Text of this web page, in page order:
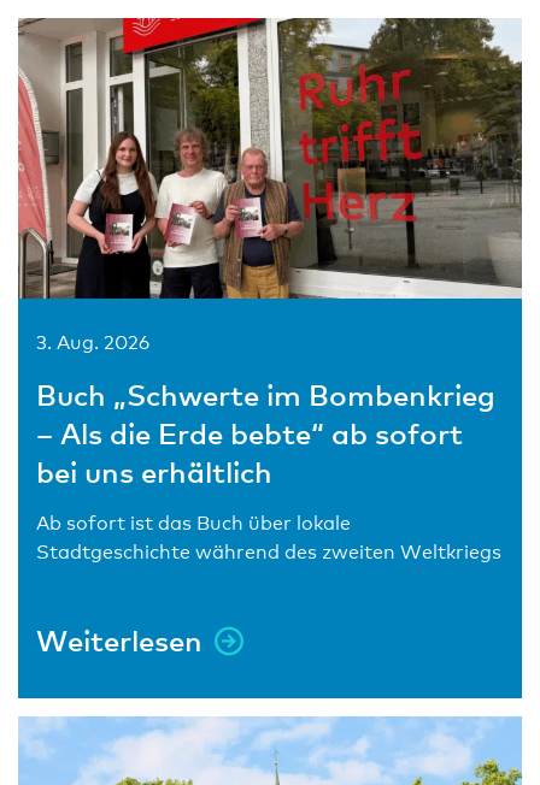
3. Aug. 2026
Buch „Schwerte im Bombenkrieg
– Als die Erde bebte“ ab sofort
bei uns erhältlich
Ab sofort ist das Buch über lokale
Stadtgeschichte während des zweiten Weltkriegs
Weiterlesen